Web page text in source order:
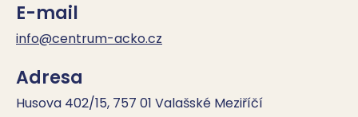
E-mail
info@centrum-acko.cz
Adresa
Husova 402/15, 757 01 Valašské Meziříčí